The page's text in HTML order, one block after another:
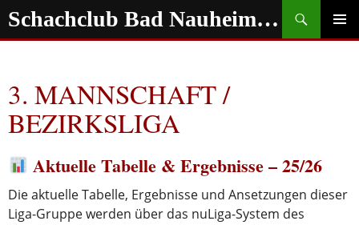
Zum
Inhalt
Schachclub Bad Nauheim e.V.
Suchen
3. MANNSCHAFT /
BEZIRKSLIGA
Aktuelle Tabelle & Ergebnisse – 25/26
Die aktuelle Tabelle, Ergebnisse und Ansetzungen dieser
Liga-Gruppe werden über das nuLiga-System des